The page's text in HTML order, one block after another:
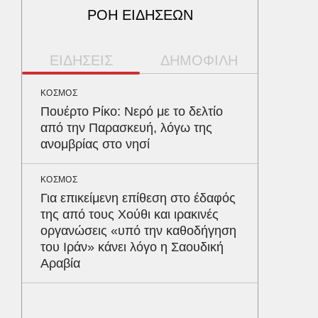
ΡΟΗ ΕΙΔΗΣΕΩΝ
ΕΙΔΗΣΕΙΣ ΔΗΜΟΦΙΛΗ
ΚΟΣΜΟΣ
Πουέρτο Ρίκο: Νερό με το δελτίο
από την Παρασκευή, λόγω της
ανομβρίας στο νησί
ΚΟΣΜΟΣ
Για επικείμενη επίθεση στο έδαφός
της από τους Χούθι και ιρακινές
οργανώσεις «υπό την καθοδήγηση
του Ιράν» κάνει λόγο η Σαουδική
Αραβία